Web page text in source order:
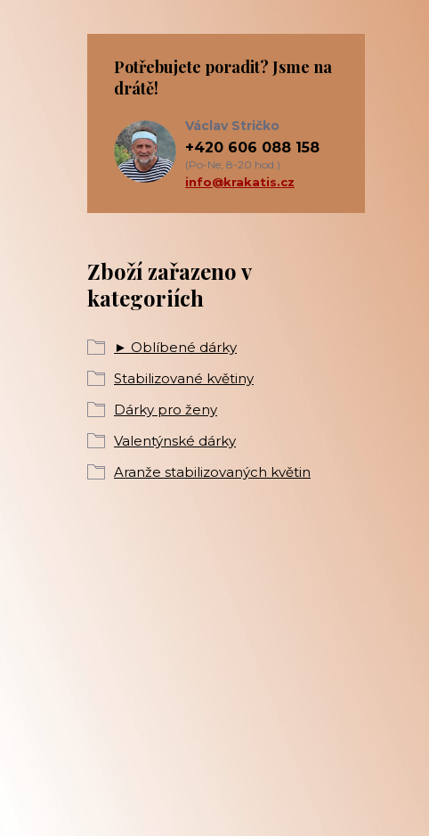
Zboží zařazeno v
kategoriích
► Oblíbené dárky
Stabilizované květiny
Dárky pro ženy
Valentýnské dárky
Aranže stabilizovaných květin
Potřebujete poradit? Jsme na
drátě!
Václav Stričko
+420 606 088 158
(Po-Ne, 8-20 hod.)
info@krakatis.cz